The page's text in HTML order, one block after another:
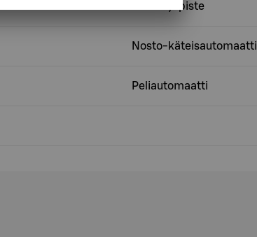
Kierrätyspiste
Nosto-käteisautomaatti
Peliautomaatti